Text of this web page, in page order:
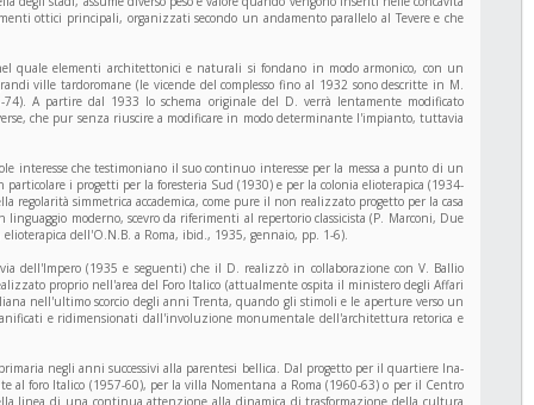
ottici principali, organizzati secondo un andamento parallelo al Tevere e che
quale elementi architettonici e naturali si fondano in modo armonico, con un
ville tardoromane (le vicende del complesso fino al 1932 sono descritte in M.
A partire dal 1933 lo schema originale del D. verrà lentamente modificato
che pur senza riuscire a modificare in modo determinante l'impianto, tuttavia
interesse che testimoniano il suo continuo interesse per la messa a punto di un
i progetti per la foresteria Sud (1930) e per la colonia elioterapica (1934-
simmetrica accademica, come pure il non realizzato progetto per la casa
moderno, scevro da riferimenti al repertorio classicista (P. Marconi, Due
dell'O.N.B. a Roma, ibid., 1935, gennaio, pp. 1-6).
dell'Impero (1935 e seguenti) che il D. realizzò in collaborazione con V. Ballio
proprio nell'area del Foro Italico (attualmente ospita il ministero degli Affari
nell'ultimo scorcio degli anni Trenta, quando gli stimoli e le aperture verso un
e ridimensionati dall'involuzione monumentale dell'architettura retorica e
negli anni successivi alla parentesi bellica. Dal progetto per il quartiere Ina-
al foro Italico (1957-60), per la villa Nomentana a Roma (1960-63) o per il Centro
linea di una continua attenzione alla dinamica di trasformazione della cultura